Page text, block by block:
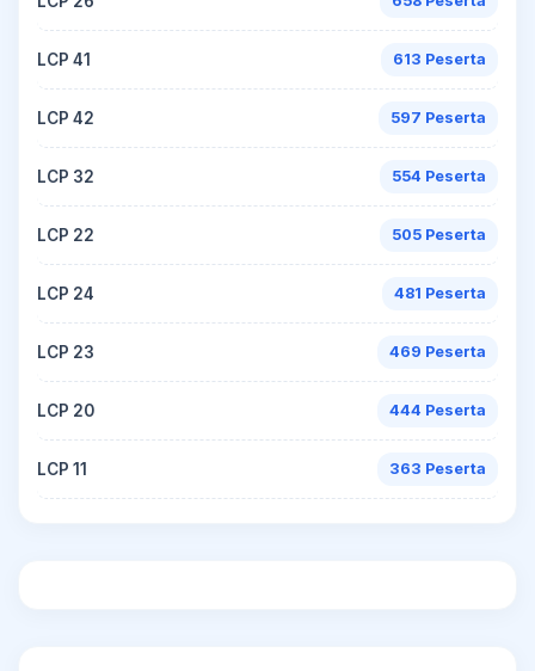
LCP 41 613 Peserta
LCP 42 597 Peserta
LCP 32 554 Peserta
LCP 22 505 Peserta
LCP 24 481 Peserta
LCP 23 469 Peserta
LCP 20 444 Peserta
LCP 11 363 Peserta